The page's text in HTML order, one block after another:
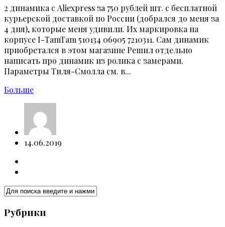
2 динамика с Aliexpress за 750 рублей шт. с бесплатной
курьерской доставкой по России (добрался до меня за
4 дня), которые меня удивили. Их маркировка на
корпусе I-TamTam 510134 06905 7210311. Сам динамик
приобретался в этом магазине Решил отдельно
написать про динамик из ролика с замерами.
Параметры Тиля-Смолла см. в...
Больше
14.06.2019
Рубрики